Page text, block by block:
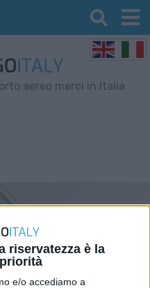
riservatezza è la
e/o accediamo a
aereo merci in Italia